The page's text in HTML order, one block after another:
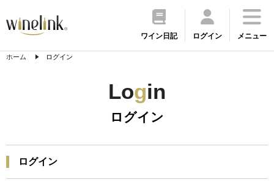
ワイン日記 ログイン メニュー
ホーム ログイン
Login
ログイン
ログイン